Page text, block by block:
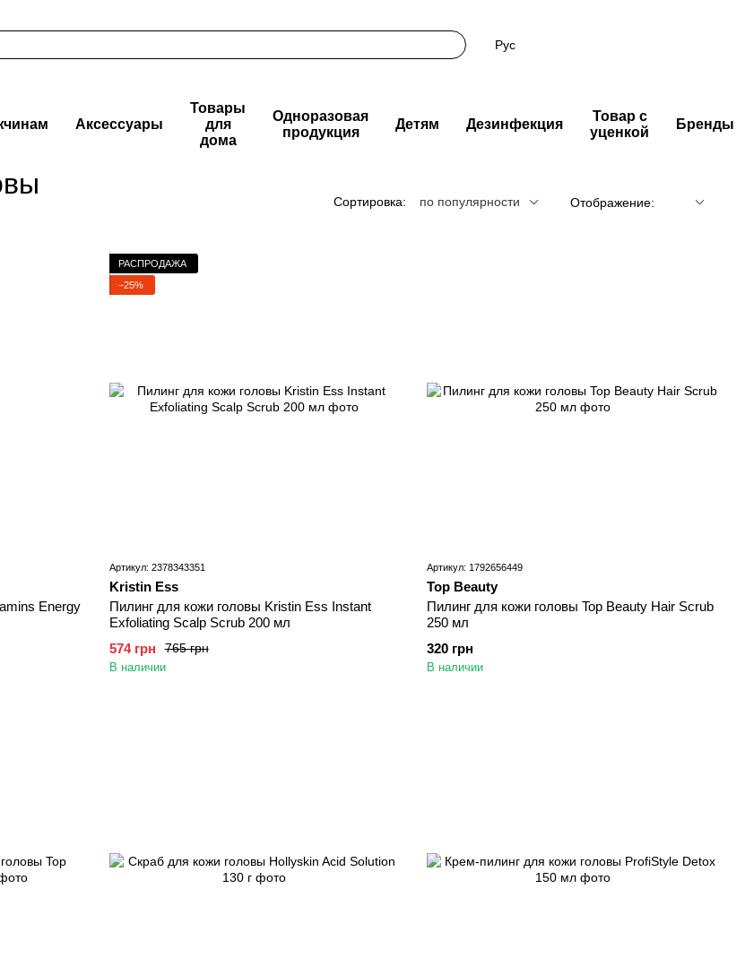
Рус
Аксессуары
Товары
для
дома
Одноразовая
продукция
Детям Дезинфекция
Товар с
уценкой
Бренды
Сортировка: по популярности Отображение:
Energy
РАСПРОДАЖА
−25%
Артикул: 2378343351
Kristin Ess
Пилинг для кожи головы Kristin Ess Instant
Exfoliating Scalp Scrub 200 мл
765 грн
574 грн
В наличии
Артикул: 1792656449
Top Beauty
Пилинг для кожи головы Top Beauty Hair Scrub
250 мл
320 грн
В наличии